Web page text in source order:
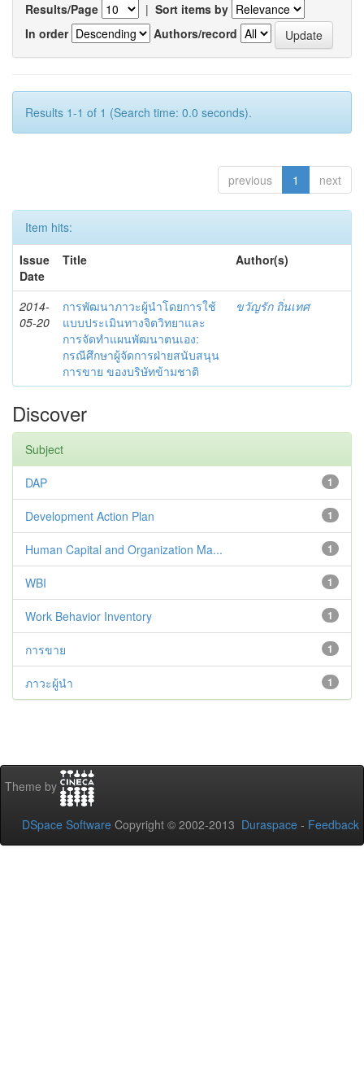
Results/Page | Sort items by
In order
Authors/record
Results 1-1 of 1 (Search time: 0.0 seconds).
previous 1 next
Item hits:
Issue
Date
Title Author(s)
2014-
05-20
การพัฒนาภาวะผู้นำโดยการใช้
แบบประเมินทางจิตวิทยาและ
การจัดทำแผนพัฒนาตนเอง:
กรณีศึกษาผู้จัดการฝ่ายสนับสนุน
การขาย ของบริษัทข้ามชาติ
ขวัญรัก ถิ่นเทศ
Discover
Subject
1
DAP
1
Development Action Plan
1
Human Capital and Organization Ma...
1
WBI
1
Work Behavior Inventory
1
การขาย
1
ภาวะผู้นำ
Theme by
DSpace Software Copyright © 2002-2013 Duraspace - Feedback